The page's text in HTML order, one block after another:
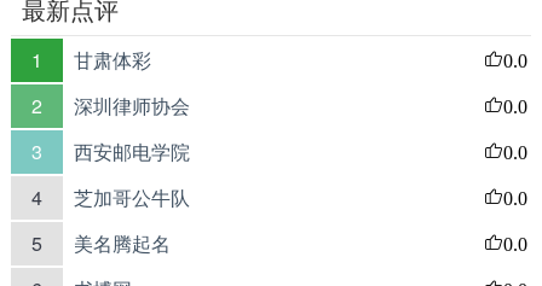
最新点评
1 甘肃体彩 0.0
2 深圳律师协会 0.0
3 西安邮电学院 0.0
4 芝加哥公牛队 0.0
5 美名腾起名 0.0